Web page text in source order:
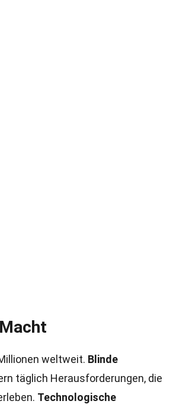
weltweit. Blinde
täglich Herausforderungen, die
Technologische